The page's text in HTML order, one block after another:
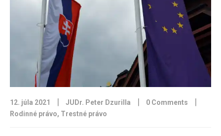
12. júla 2021 | JUDr. Peter Dzurilla | 0 Comments |
Rodinné právo, Trestné právo